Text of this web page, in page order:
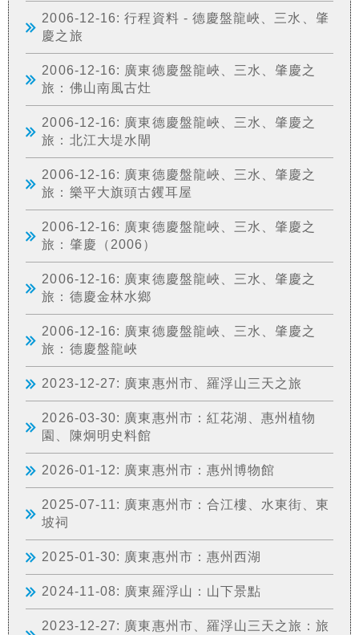
2006-12-16: 行程資料 - 德慶盤龍峽、三水、肇
慶之旅
2006-12-16: 廣東德慶盤龍峽、三水、肇慶之
旅：佛山南風古灶
2006-12-16: 廣東德慶盤龍峽、三水、肇慶之
旅：北江大堤水閘
2006-12-16: 廣東德慶盤龍峽、三水、肇慶之
旅：樂平大旗頭古钁耳屋
2006-12-16: 廣東德慶盤龍峽、三水、肇慶之
旅：肇慶（2006）
2006-12-16: 廣東德慶盤龍峽、三水、肇慶之
旅：德慶金林水鄉
2006-12-16: 廣東德慶盤龍峽、三水、肇慶之
旅：德慶盤龍峽
2023-12-27: 廣東惠州市、羅浮山三天之旅
2026-03-30: 廣東惠州市：紅花湖、惠州植物
園、陳炯明史料館
2026-01-12: 廣東惠州市：惠州博物館
2025-07-11: 廣東惠州市：合江樓、水東街、東
坡祠
2025-01-30: 廣東惠州市：惠州西湖
2024-11-08: 廣東羅浮山：山下景點
2023-12-27: 廣東惠州市、羅浮山三天之旅：旅